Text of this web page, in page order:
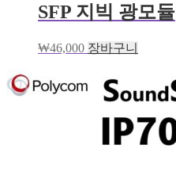
SFP 지빅 광모듈
₩46,000 장바구니